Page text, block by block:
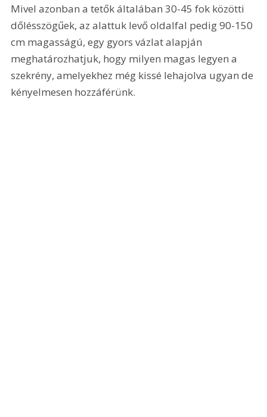
Mivel azonban a tetők általában 30-45 fok közötti
dőlésszögűek, az alattuk levő oldalfal pedig 90-150
cm magasságú, egy gyors vázlat alapján
meghatározhatjuk, hogy milyen magas legyen a
szekrény, amelyekhez még kissé lehajolva ugyan de
kényelmesen hozzáférünk.